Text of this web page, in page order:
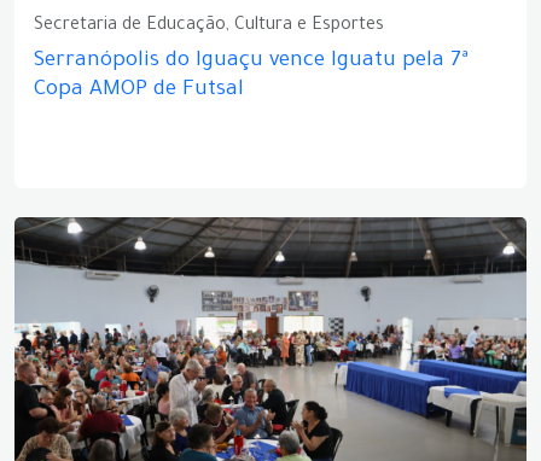
Secretaria de Educação, Cultura e Esportes
Serranópolis do Iguaçu vence Iguatu pela 7ª
Copa AMOP de Futsal